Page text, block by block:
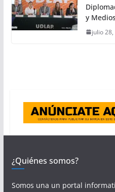
y
julio
¿Quiénes somos?
Somos una un portal